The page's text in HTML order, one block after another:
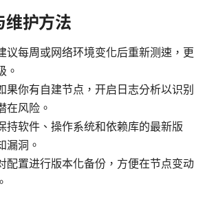
维护方法
议每周或网络环境变化后重新测速，更
。
果你有自建节点，开启日志分析以识别
在风险。
持软件、操作系统和依赖库的最新版
漏洞。
配置进行版本化备份，方便在节点变动